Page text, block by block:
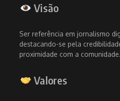
Visão
Ser referência em jornalismo
destacando-se pela
proximidade com a comunidade.
Valores